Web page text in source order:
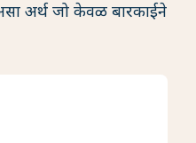
अर्थ जो केवळ बारकाईने